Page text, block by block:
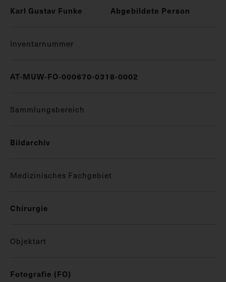
Karl Gustav Funke
Abgebildete Person
Inventarnummer
AT-MUW-FO-000670-0318-0002
Sammlungsbereich
Bildarchiv
Medizinisches Fachgebiet
Chirurgie
Objektart
Fotografie (FO)